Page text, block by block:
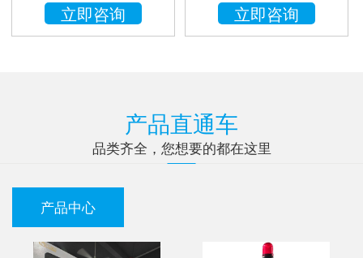
立即咨询 立即咨询
产品直通车
品类齐全，您想要的都在这里
产品中心